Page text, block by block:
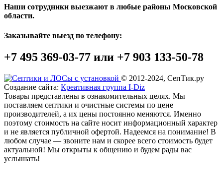
Наши сотрудники выезжают в любые районы Московской
области.
Заказывайте выезд по телефону:
+7 495 369-03-77 или +7 903 133-50-78
© 2012-2024, СепТик.ру
Создание сайта: Креативная группа I-Diz
Товары представлены в ознакомительных целях. Мы
поставляем септики и очистные системы по цене
производителей, а их цены постоянно меняются. Именно
поэтому стоимость на сайте носит информационный характер
и не является публичной офертой. Надеемся на понимание! В
любом случае — звоните нам и скорее всего стоимость будет
актуальной! Мы открыты к общению и будем рады вас
услышать!